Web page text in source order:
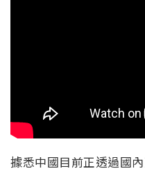
據悉中國目前正透過國